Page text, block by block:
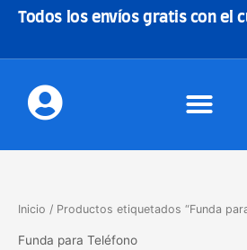
Todos los envíos gratis con el
Inicio / Productos etiquetados “Funda
Funda para Teléfono